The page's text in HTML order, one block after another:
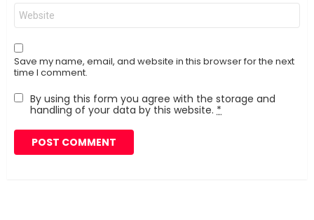
Website
Save my name, email, and website in this browser for the next
time I comment.
By using this form you agree with the storage and
handling of your data by this website. *